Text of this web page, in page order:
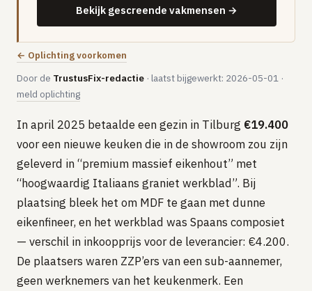
VERWARMING & KLIMAAT
Warmtepomp plaatsen
Vloerverwarming aanleggen
Thermostaat installeren
ENERGIE
Zonnepanelen installeren
Spouwmuur isoleren
Groepenkast vervangen
Elektra uitbreiden
Bekijk gescreende vakmensen →
← Oplichting voorkomen
Door de TrustusFix-redactie · laatst bijgewerkt: 2026-05-01 ·
meld oplichting
In april 2025 betaalde een gezin in Tilburg €19.400
voor een nieuwe keuken die in de showroom zou zijn
geleverd in “premium massief eikenhout” met
“hoogwaardig Italiaans graniet werkblad”. Bij
plaatsing bleek het om MDF te gaan met dunne
eikenfineer, en het werkblad was Spaans composiet
— verschil in inkoopprijs voor de leverancier: €4.200.
De plaatsers waren ZZP’ers van een sub-aannemer,
geen werknemers van het keukenmerk. Een